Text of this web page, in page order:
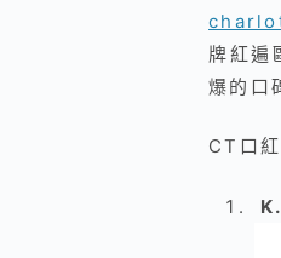
牌紅遍
爆的口
CT口